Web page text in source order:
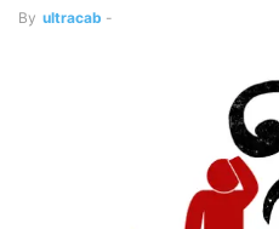
By ultracab -